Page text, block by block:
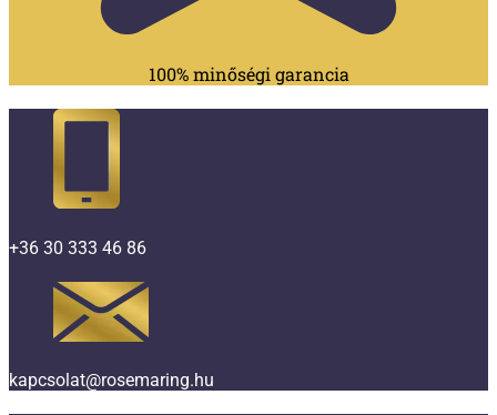
100% minőségi garancia
+36 30 333 46 86
kapcsolat@rosemaring.hu